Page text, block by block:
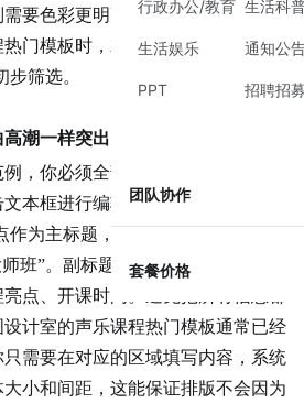
行政办公/教育
生活娱乐
PPT
生活科
通知公
招聘招
团队协作
套餐价格
要色彩更明亮、元素更活泼。在美
门模板时，就可以根据左侧的“场
步筛选。
潮一样突出
，你必须全部替换成自己的课程信
本框进行编辑。这里有个技巧：提
为主标题，比如“零基础流行演唱
班”。副标题或内文则补充关键细
亮点 、开课时间。避免把所有信息都
计室的声乐课程热门模板通常已经
需要在对应的区域填写内容，系统
小和间距，这能保证排版不会因为